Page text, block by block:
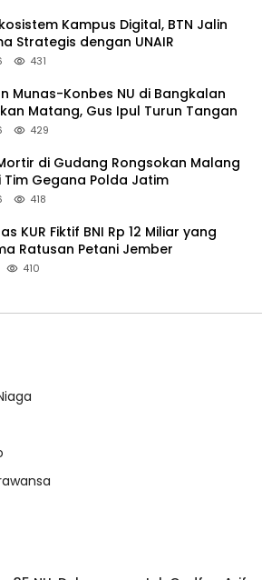
Kampus Digital, BTN Jalin
Strategis dengan UNAIR
431
Munas-Konbes NU di Bangkalan
Matang, Gus Ipul Turun Tangan
429
di Gudang Rongsokan Malang
Tim Gegana Polda Jatim
418
KUR Fiktif BNI Rp 12 Miliar yang
Ratusan Petani Jember
410